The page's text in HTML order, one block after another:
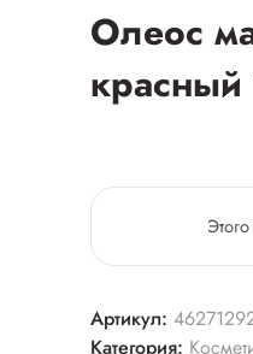
Олеос
Артикул:
Категория: